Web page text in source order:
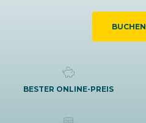
BUCHEN
BESTER ONLINE-PREIS